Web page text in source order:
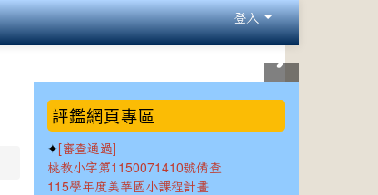
登入
::: 評鑑網頁專區
✦ [審查通過]
桃教小字第1150071410號備查
115學年度美華國小課程計畫